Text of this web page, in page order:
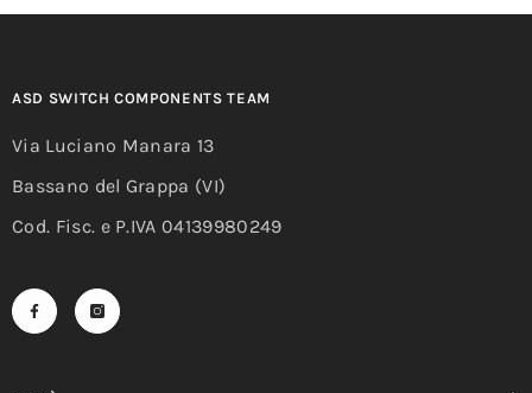
ASD SWITCH COMPONENTS TEAM
Via Luciano Manara 13
Bassano del Grappa (VI)
Cod. Fisc. e P.IVA 04139980249